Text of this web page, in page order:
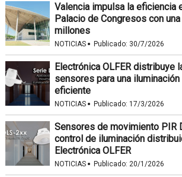
Valencia impulsa la eficiencia
Palacio de Congresos con
millones
NOTICIAS · Publicado: 30/7/2026
Electrónica OLFER distribuye
sensores para una
eficiente
NOTICIAS · Publicado: 17/3/2026
Sensores de movimiento PIR
control de iluminación
Electrónica OLFER
NOTICIAS · Publicado: 20/1/2026